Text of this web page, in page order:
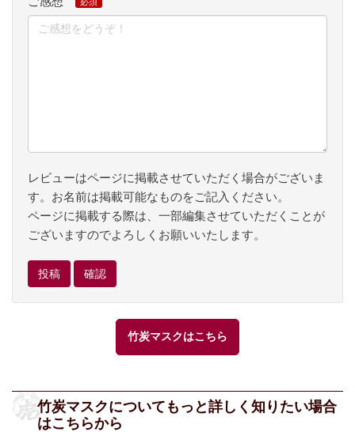
レビューはページに掲載させていただく場合がございま
す。お名前は掲載可能なものをご記入ください。
ページに掲載する際は、一部編集させていただくことが
ございますのでよろしくお願いいたします。
竹炭マスクはこちら
竹炭マスクについてもっと詳しく知りたい場合
はこちらから